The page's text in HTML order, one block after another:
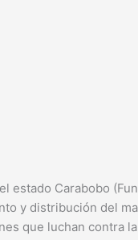
estado Carabobo
y distribución del
que luchan contra